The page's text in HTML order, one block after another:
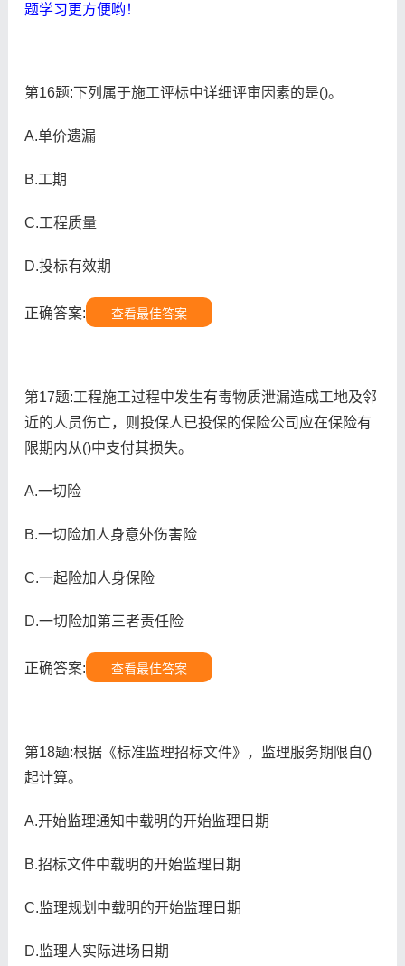
题学习更方便哟！
第16题:下列属于施工评标中详细评审因素的是()。
A.单价遗漏
B.工期
C.工程质量
D.投标有效期
正确答案: 查看最佳答案
第17题:工程施工过程中发生有毒物质泄漏造成工地及邻
近的人员伤亡，则投保人已投保的保险公司应在保险有
限期内从()中支付其损失。
A.一切险
B.一切险加人身意外伤害险
C.一起险加人身保险
D.一切险加第三者责任险
正确答案: 查看最佳答案
第18题:根据《标准监理招标文件》，监理服务期限自()
起计算。
A.开始监理通知中载明的开始监理日期
B.招标文件中载明的开始监理日期
C.监理规划中载明的开始监理日期
D.监理人实际进场日期